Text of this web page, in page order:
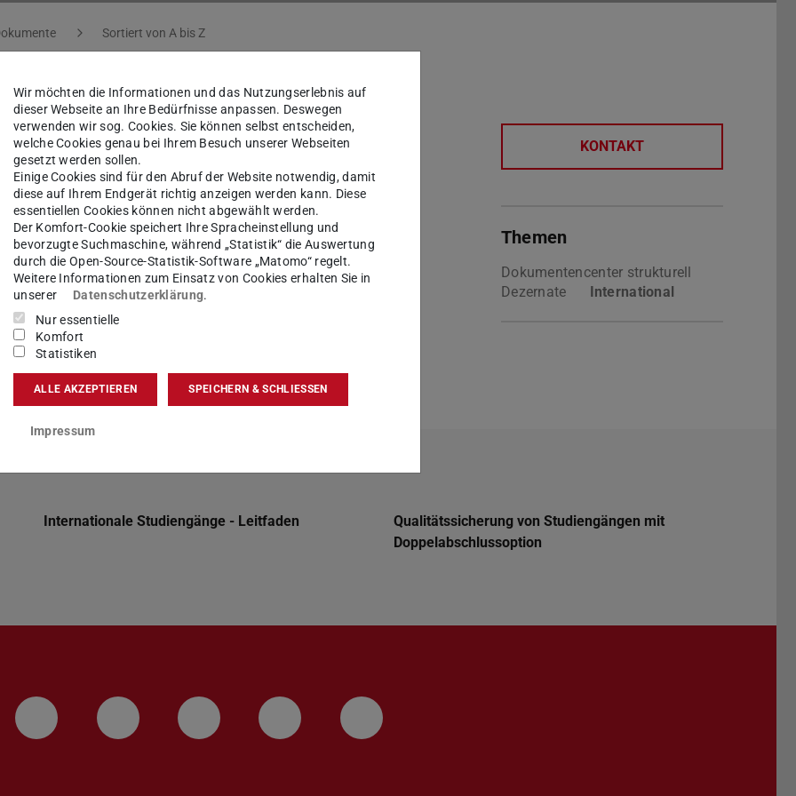
Sortiert von A bis Z
von TU
mit Doppelabschlussoption
(PDF-Datei)
(wird in neuem Tab geöffnet)
KONTAKT
Themen
Dokumentencenter strukturell
Dezernate
International
Internationale Studiengänge - Leitfaden
Qualitätssicherung von Studiengängen mit
Doppelabschlussoption
LinkedIn-Seite der TU Darmstadt
Instagram-Kanal der TU Darmstadt
Bluesky-Kanal der TU Darmstadt
Facebook-Seite der TU Darmstadt
YouTube-Kanal der TU Darmstadt
Wir möchten die Informationen und das Nutzungserlebnis auf
dieser Webseite an Ihre Bedürfnisse anpassen. Deswegen
verwenden wir sog. Cookies. Sie können selbst entscheiden,
welche Cookies genau bei Ihrem Besuch unserer Webseiten
gesetzt werden sollen.
Einige Cookies sind für den Abruf der Website notwendig, damit
diese auf Ihrem Endgerät richtig anzeigen werden kann. Diese
essentiellen Cookies können nicht abgewählt werden.
Der Komfort-Cookie speichert Ihre Spracheinstellung und
bevorzugte Suchmaschine, während „Statistik“ die Auswertung
durch die Open-Source-Statistik-Software „Matomo“ regelt.
Weitere Informationen zum Einsatz von Cookies erhalten Sie in
unserer
Datenschutzerklärung.
Nur essentielle
Komfort
Statistiken
ALLE AKZEPTIEREN SPEICHERN & SCHLIESSEN
Impressum